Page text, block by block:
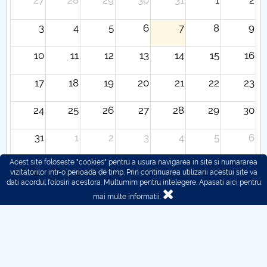
3 4 5 6 7 8 9
10 11 12 13 14 15 16
17 18 19 20 21 22 23
24 25 26 27 28 29 30
31 1 2 3 4 5 6
Acest site foloseste "cookies" pentru a usura navigarea in site si numararea
vizitatorilor intr-o perioada de timp. Prin continuarea utilizarii acestui site va
dati acordul folosiri acestora. Multumim pentru intelegere. Apasati aici pentru
mai multe informatii.